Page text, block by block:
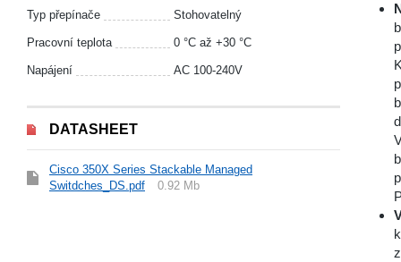
Typ přepínače Stohovatelný
Pracovní teplota 0 °С až +30 °С
Napájení AC 100-240V
DATASHEET
Cisco 350X Series Stackable Managed
Switdches_DS.pdf
0.92 Mb